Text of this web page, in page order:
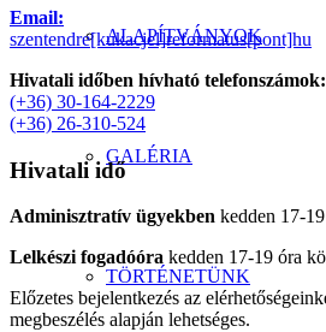
ALAPÍTVÁNYOK
GALÉRIA
TÖRTÉNETÜNK
Email:
szentendre[kukacjel]reformatus[pont]hu
Hivatali időben hívható telefonszámok:
(+36) 30-164-2229
(+36) 26-310-524
Hivatali idő
Adminisztratív ügyekben kedden 17-
Lelkészi fogadóóra kedden 17-19 óra
Előzetes bejelentkezés az
megbeszélés alapján lehetséges.